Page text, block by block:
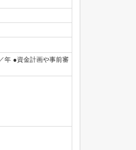
年 ●資金計画や事前審